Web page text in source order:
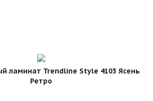
ламинат Trendline Style 4103 Ясень
Ретро